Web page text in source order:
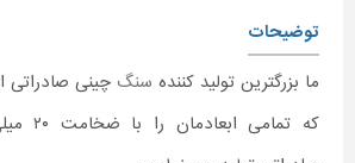
توضیحات
ما بزرگترین تولید کننده سنگ چینی صادراتی
که تمامی